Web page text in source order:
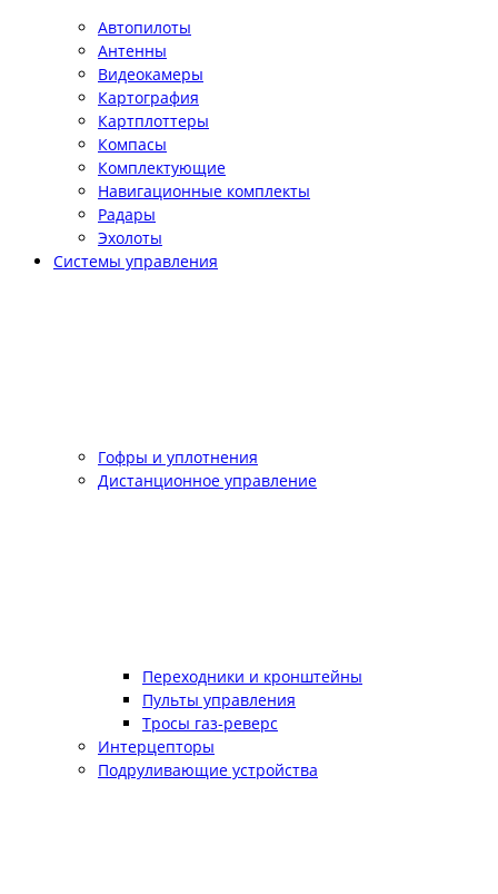
Автопилоты
Антенны
Видеокамеры
Картография
Картплоттеры
Компасы
Комплектующие
Навигационные комплекты
Радары
Эхолоты
Системы управления
Гофры и уплотнения
Дистанционное управление
Переходники и кронштейны
Пульты управления
Тросы газ-реверс
Интерцепторы
Подруливающие устройства